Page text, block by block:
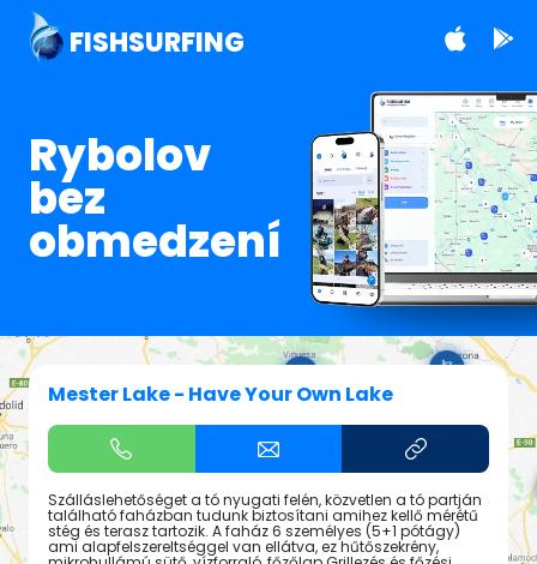
FISHSURFING
Rybolov
bez
obmedzení
Mester Lake - Have Your Own Lake
Szálláslehetőséget a tó nyugati felén, közvetlen a tó partján
található faházban tudunk biztosítani amihez kellő mérétű
stég és terasz tartozik. A faház 6 személyes (5+1 pótágy)
ami alapfelszereltséggel van ellátva, ez hűtőszekrény,